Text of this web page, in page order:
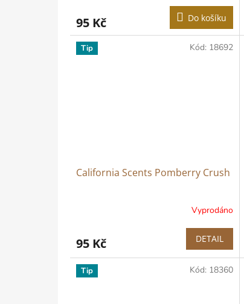
95 Kč Do košíku
Tip
California Scents Pomberry Crush
Vyprodáno
95 Kč DETAIL
Kód: 18692
Tip Kód: 18360